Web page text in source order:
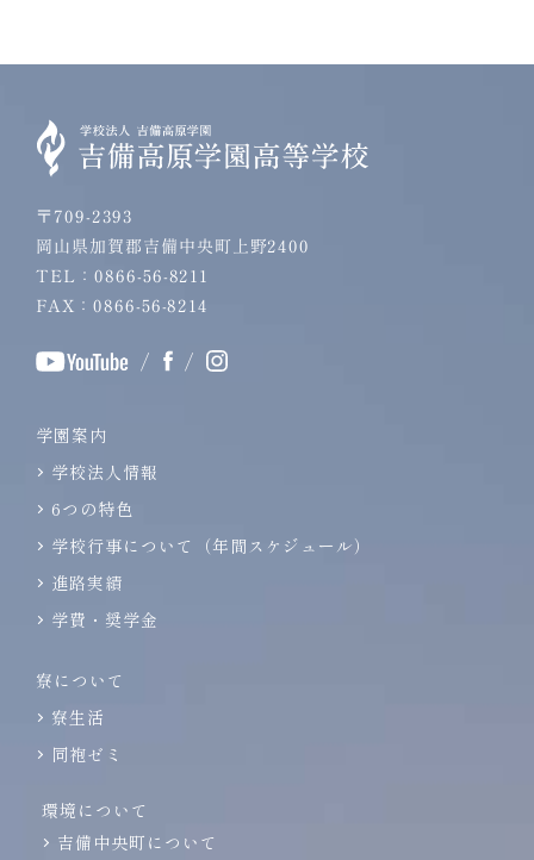
〒709-2393
岡山県加賀郡吉備中央町上野2400
TEL：0866-56-8211
FAX：0866-56-8214
/ /
学園案内
学校法人情報
6つの特色
学校行事について（年間スケジュール）
進路実績
学費・奨学金
寮について
寮生活
同袍ゼミ
環境について
吉備中央町について